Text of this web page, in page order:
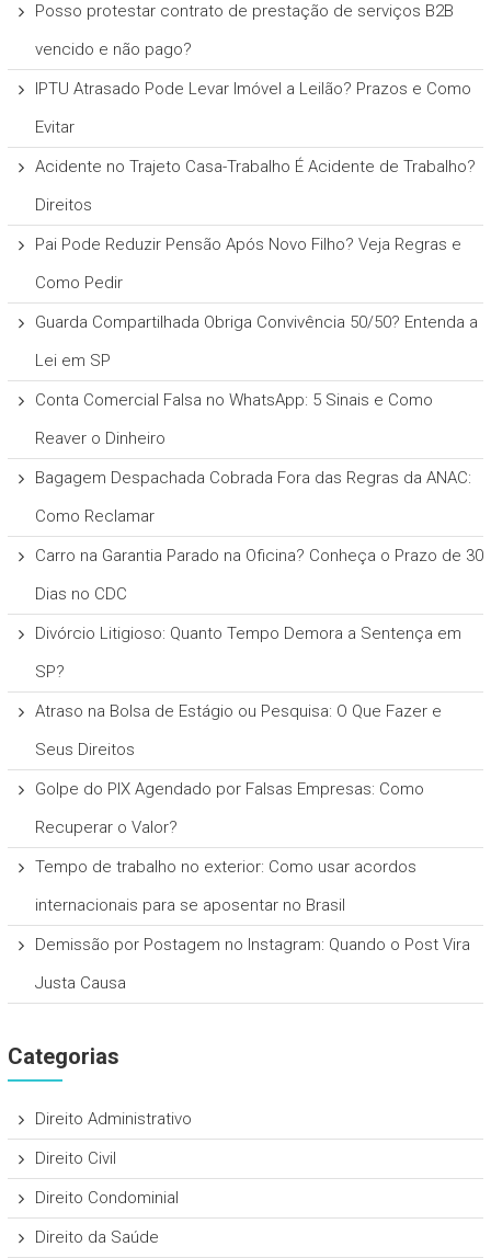
Posso protestar contrato de prestação de serviços B2B
vencido e não pago?
IPTU Atrasado Pode Levar Imóvel a Leilão? Prazos e Como
Evitar
Acidente no Trajeto Casa-Trabalho É Acidente de Trabalho?
Direitos
Pai Pode Reduzir Pensão Após Novo Filho? Veja Regras e
Como Pedir
Guarda Compartilhada Obriga Convivência 50/50? Entenda a
Lei em SP
Conta Comercial Falsa no WhatsApp: 5 Sinais e Como
Reaver o Dinheiro
Bagagem Despachada Cobrada Fora das Regras da ANAC:
Como Reclamar
Carro na Garantia Parado na Oficina? Conheça o Prazo de 30
Dias no CDC
Divórcio Litigioso: Quanto Tempo Demora a Sentença em
SP?
Atraso na Bolsa de Estágio ou Pesquisa: O Que Fazer e
Seus Direitos
Golpe do PIX Agendado por Falsas Empresas: Como
Recuperar o Valor?
Tempo de trabalho no exterior: Como usar acordos
internacionais para se aposentar no Brasil
Demissão por Postagem no Instagram: Quando o Post Vira
Justa Causa
Categorias
Direito Administrativo
Direito Civil
Direito Condominial
Direito da Saúde